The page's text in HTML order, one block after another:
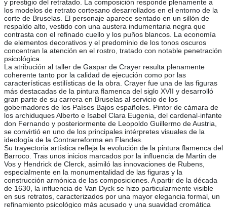
y prestigio del retratado. La composición responde plenamente a
los modelos de retrato cortesano desarrollados en el entorno de la
corte de Bruselas. El personaje aparece sentado en un sillón de
respaldo alto, vestido con una austera indumentaria negra que
contrasta con el refinado cuello y los puños blancos. La economía
de elementos decorativos y el predominio de los tonos oscuros
concentran la atención en el rostro, tratado con notable penetración
psicológica.
La atribución al taller de Gaspar de Crayer resulta plenamente
coherente tanto por la calidad de ejecución como por las
características estilísticas de la obra. Crayer fue una de las figuras
más destacadas de la pintura flamenca del siglo XVII y desarrolló
gran parte de su carrera en Bruselas al servicio de los
gobernadores de los Países Bajos españoles. Pintor de cámara de
los archiduques Alberto e Isabel Clara Eugenia, del cardenal-infante
don Fernando y posteriormente de Leopoldo Guillermo de Austria,
se convirtió en uno de los principales intérpretes visuales de la
ideología de la Contrarreforma en Flandes.
Su trayectoria artística refleja la evolución de la pintura flamenca del
Barroco. Tras unos inicios marcados por la influencia de Martin de
Vos y Hendrick de Clerck, asimiló las innovaciones de Rubens,
especialmente en la monumentalidad de las figuras y la
construcción armónica de las composiciones. A partir de la década
de 1630, la influencia de Van Dyck se hizo particularmente visible
en sus retratos, caracterizados por una mayor elegancia formal, un
refinamiento psicológico más acusado y una suavidad cromática